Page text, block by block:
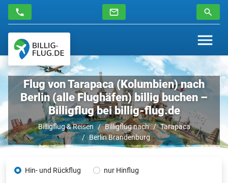
Flug von Tarapaca (Kolumbien) nach
Berlin (alle Flughäfen) billig buchen –
Billigflug bei billig-flug.de
Billigflug & Reisen Billigflug nach
Tarapaca
Berlin Brandenburg
Hin- und Rückflug nur Hinflug